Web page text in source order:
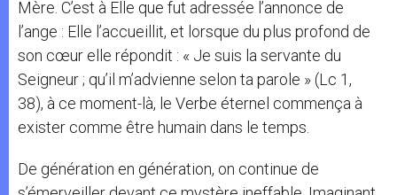
Mère. C’est à Elle que fut adressée l’annonce de
l’ange : Elle l’accueillit, et lorsque du plus profond de
son cœur elle répondit : « Je suis la servante du
Seigneur ; qu’il m’advienne selon ta parole » (Lc 1,
38), à ce moment-là, le Verbe éternel commença à
exister comme être humain dans le temps.
De génération en génération, on continue de